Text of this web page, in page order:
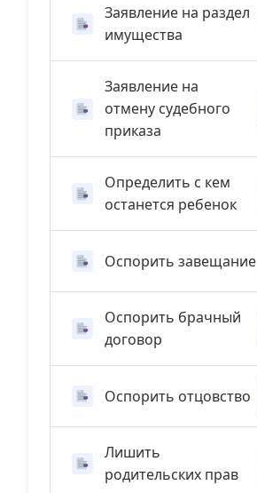
Заявление на раздел
имущества
Заявление на
отмену судебного
приказа
Определить с кем
останется ребенок
Оспорить завещание
Оспорить брачный
договор
Оспорить отцовство
Лишить
родительских прав